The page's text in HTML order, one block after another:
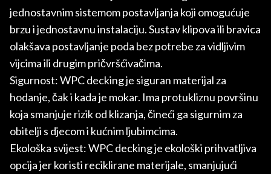
jednostavnim sistemom postavljanja koji omogućuje
brzu i jednostavnu instalaciju. Sustav klipova ili bravica
olakšava postavljanje poda bez potrebe za vidljivim
vijcima ili drugim pričvršćivačima.
Sigurnost: WPC decking je siguran materijal za
hodanje, čak i kada je mokar. Ima protukliznu površinu
koja smanjuje rizik od klizanja, čineći ga sigurnim za
obitelji s djecom i kućnim ljubimcima.
Ekološka svijest: WPC decking je ekološki prihvatljiva
opcija jer koristi reciklirane materijale, smanjujući